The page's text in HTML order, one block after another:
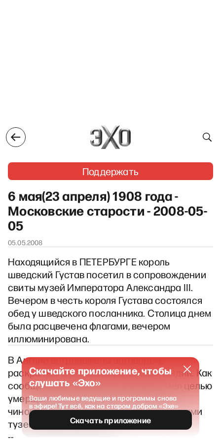
Поддержать
6 мая(23 апреля) 1908 года -
Московские старости - 2008-05-
05
05.05.2008
Находящийся в ПЕТЕРБУРГЕ король
шведский Густав посетил в сопровождении
свиты музей Императора Александра III.
Вечером в честь короля Густава состоялся
обед у шведского посланника. Столица днем
была расцвечена флагами, вечером
иллюминирована.
В Англии встревожены заговором,
раскрытым в столице британской Индии. Как
сообщают из Калькутты, заговор имел целью
умерщвление правительственных
чиновников, не пользующихся симпатиями
туземного населения.
--
Скачайте приложение, чтобы
слушать «Эхо»
Ваши любимые ведущие и программы снова
в эфире! Тут всё, как на старом добром «Эхе»
Скачать приложение